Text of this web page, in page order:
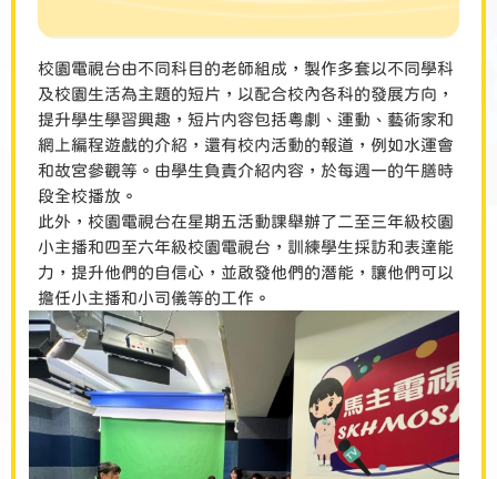
校園電視台由不同科目的老師組成，製作多套以不同學科
及校園生活為主題的短片，以配合校內各科的發展方向，
提升學生學習興趣，短片内容包括粵劇、運動、藝術家和
網上編程遊戲的介紹，還有校内活動的報道，例如水運會
和故宮參觀等。由學生負責介紹内容，於每週一的午膳時
段全校播放。
此外，校園電視台在星期五活動課舉辦了二至三年級校園
小主播和四至六年級校園電視台，訓練學生採訪和表達能
力，提升他們的自信心，並啟發他們的潛能，讓他們可以
擔任小主播和小司儀等的工作。